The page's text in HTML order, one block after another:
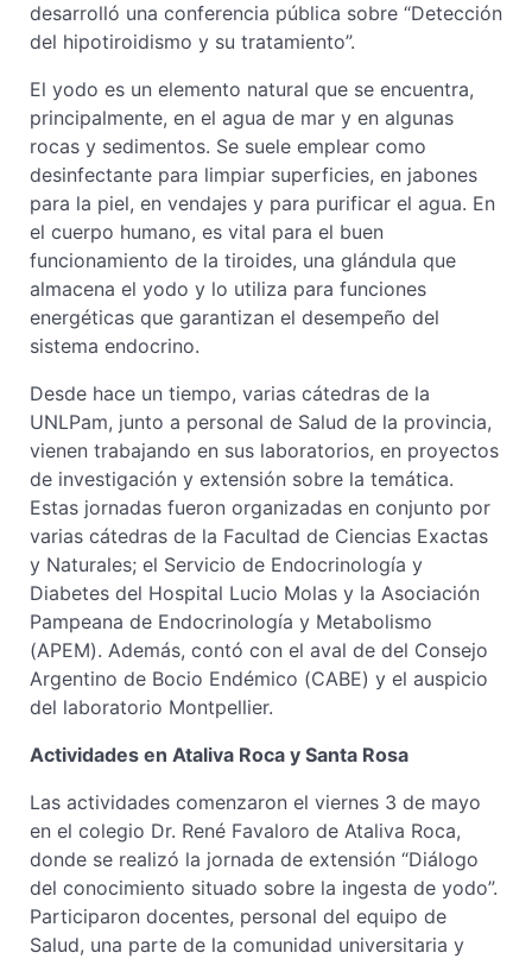
desarrolló una conferencia pública sobre “Detección
del hipotiroidismo y su tratamiento”.
El yodo es un elemento natural que se encuentra,
principalmente, en el agua de mar y en algunas
rocas y sedimentos. Se suele emplear como
desinfectante para limpiar superficies, en jabones
para la piel, en vendajes y para purificar el agua. En
el cuerpo humano, es vital para el buen
funcionamiento de la tiroides, una glándula que
almacena el yodo y lo utiliza para funciones
energéticas que garantizan el desempeño del
sistema endocrino.
Desde hace un tiempo, varias cátedras de la
UNLPam, junto a personal de Salud de la provincia,
vienen trabajando en sus laboratorios, en proyectos
de investigación y extensión sobre la temática.
Estas jornadas fueron organizadas en conjunto por
varias cátedras de la Facultad de Ciencias Exactas
y Naturales; el Servicio de Endocrinología y
Diabetes del Hospital Lucio Molas y la Asociación
Pampeana de Endocrinología y Metabolismo
(APEM). Además, contó con el aval de del Consejo
Argentino de Bocio Endémico (CABE) y el auspicio
del laboratorio Montpellier.
Actividades en Ataliva Roca y Santa Rosa
Las actividades comenzaron el viernes 3 de mayo
en el colegio Dr. René Favaloro de Ataliva Roca,
donde se realizó la jornada de extensión “Diálogo
del conocimiento situado sobre la ingesta de yodo”.
Participaron docentes, personal del equipo de
Salud, una parte de la comunidad universitaria y